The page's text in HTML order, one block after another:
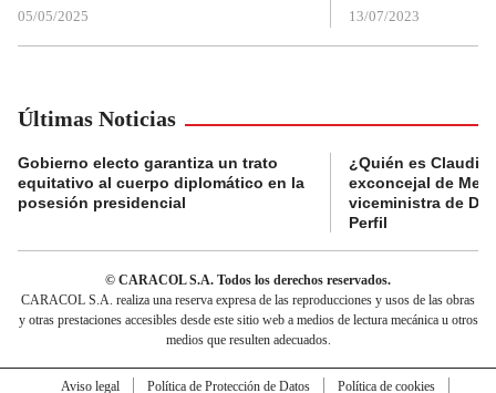
05/05/2025 13/07/2023
Últimas Noticias
Gobierno electo garantiza un trato
equitativo al cuerpo diplomático en la
posesión presidencial
¿Quién es Claudia
exconcejal de
viceministra de
Perfil
© CARACOL S.A. Todos los derechos reservados.
CARACOL S.A. realiza una reserva expresa de las reproducciones y usos de las obras
y otras prestaciones accesibles desde este sitio web a medios de lectura mecánica u otros
medios que resulten adecuados.
Aviso legal Política de Protección de Datos
Política de cookies